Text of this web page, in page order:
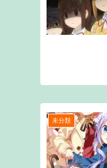
未分類